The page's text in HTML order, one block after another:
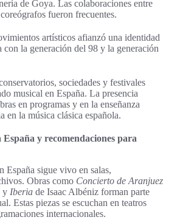
de Goya. Las colaboraciones entre
fueron frecuentes.
artísticos afianzó una identidad
con la generación del 98 y la generación
sociedades y festivales
musical en España. La presencia
en programas y en la enseñanza
en la música clásica española.
y recomendaciones para
España sigue vivo en salas,
Obras como Concierto de Aranjuez
y Iberia de Isaac Albéniz forman parte
Estas piezas se escuchan en teatros
internacionales.